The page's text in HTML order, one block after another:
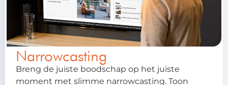
Narrowcasting
Breng de juiste boodschap op het juiste
moment met slimme narrowcasting. Toon